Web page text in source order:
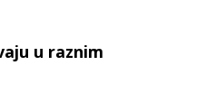
u raznim